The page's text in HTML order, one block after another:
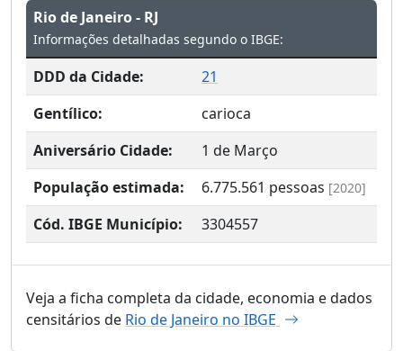
Rio de Janeiro - RJ
Informações detalhadas segundo o IBGE:
DDD da Cidade:
21
Gentílico:
carioca
Aniversário Cidade:
1 de Março
População estimada:
6.775.561 pessoas [2020]
Cód. IBGE Município: 3304557
Veja a ficha completa da cidade, economia e dados
censitários de Rio de Janeiro no IBGE